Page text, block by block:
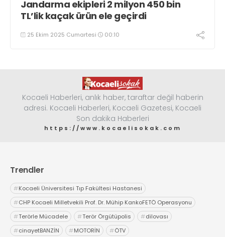
Jandarma ekipleri 2 milyon 450 bin
TL’lik kaçak ürün ele geçirdi
25 Ekim 2025 Cumartesi 00:10
Kocaeli Haberleri, anlık haber, taraftar değil haberin
adresi. Kocaeli Haberleri, Kocaeli Gazetesi, Kocaeli
Son dakika Haberleri
https://www.kocaelisokak.com
Trendler
#Kocaeli Üniversitesi Tıp Fakültesi Hastanesi
#CHP Kocaeli Milletvekili Prof. Dr. Mühip KankoFETÖ Operasyonu
#Terörle Mücadele #Terör Örgütüpolis #dilovası
#cinayetBANZİN #MOTORİN #ÖTV